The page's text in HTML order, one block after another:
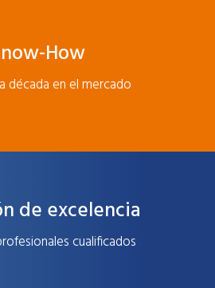
How
década en el mercado
de excelencia
cualificados